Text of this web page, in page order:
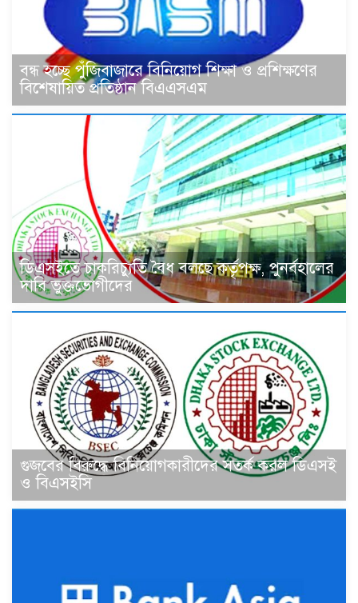
বন্ধ হচ্ছে পুঁজিবাজারে বিনিয়োগ শিক্ষা ও প্রশিক্ষণের
বিশেষায়িত প্রতিষ্ঠান বিএএসএম
ডিএসইতে চাকরিচ্যুতি বৈধ বলছে কর্তৃপক্ষ, পুনর্বহালের
দাবি ভুক্তভোগীদের
গুজবের বিরুদ্ধে বিনিয়োগকারীদের সতর্ক করল ডিএসই
ও বিএসইসি